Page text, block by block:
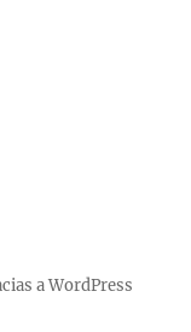
a WordPress